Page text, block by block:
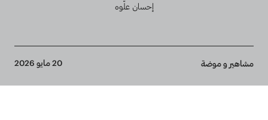
إحسان علّوه
Breadcrumb
مشاهير و موضة 20 مايو 2026